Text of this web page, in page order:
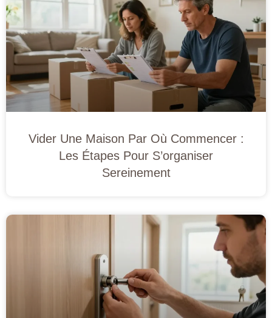
Vider Une Maison Par Où Commencer :
Les Étapes Pour S’organiser
Sereinement